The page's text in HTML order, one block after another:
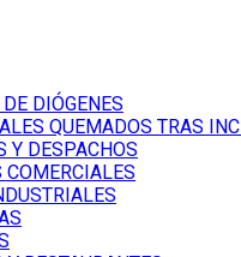
DIÓGENES
QUEMADOS TRAS
Y DESPACHOS
COMERCIALES